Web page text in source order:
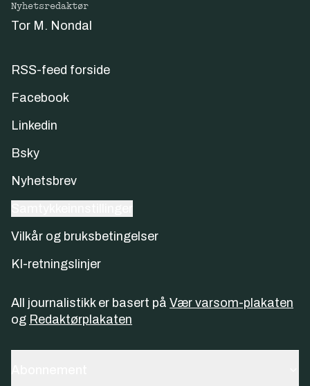
Nyhetsredaktør
Tor M. Nondal
RSS-feed forside
Facebook
Linkedin
Bsky
Nyhetsbrev
Vilkår og bruksbetingelser
KI-retningslinjer
All journalistikk er basert på Vær varsom-plakaten
og Redaktørplakaten